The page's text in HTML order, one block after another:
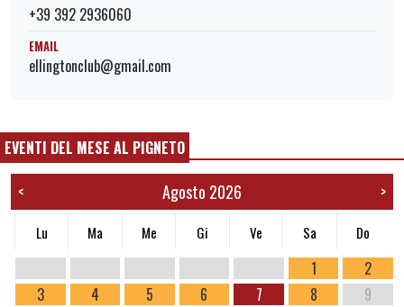
+39 392 2936060
EMAIL
ellingtonclub@gmail.com
EVENTI DEL MESE AL PIGNETO
< Agosto 2026 >
Lu Ma Me Gi Ve Sa Do
1
2
3
4 5 6 7 8
9